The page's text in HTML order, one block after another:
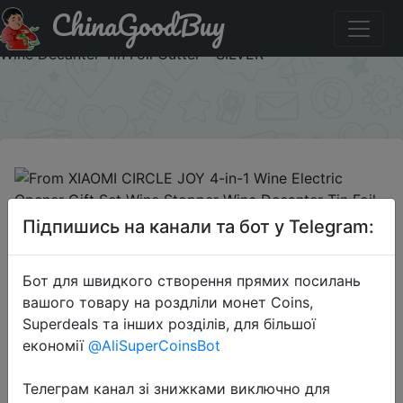
Промокод на знижку GBHGXM4N From XIAOMI CIRCLE
JOY 4-in-1 Wine Electric Opener Gift Set Wine Stopper
Wine Decanter Tin Foil Cutter - SILVER
ChinaGoodBuy
2018-12-14
From XIAOMI CIRCLE JOY 4-in-1
Wine Electric Opener Gift Set Wine
Stopper Wine Decanter Tin Foil
Cutter - SILVER
$39.99
Підпишись на канали та бот у Telegram:
Бот для швидкого створення прямих посилань
вашого товару на роздліли монет Coins,
Superdeals та інших розділів, для більшої
економії @AliSuperCoinsBot
Телеграм канал зі знижками виключно для